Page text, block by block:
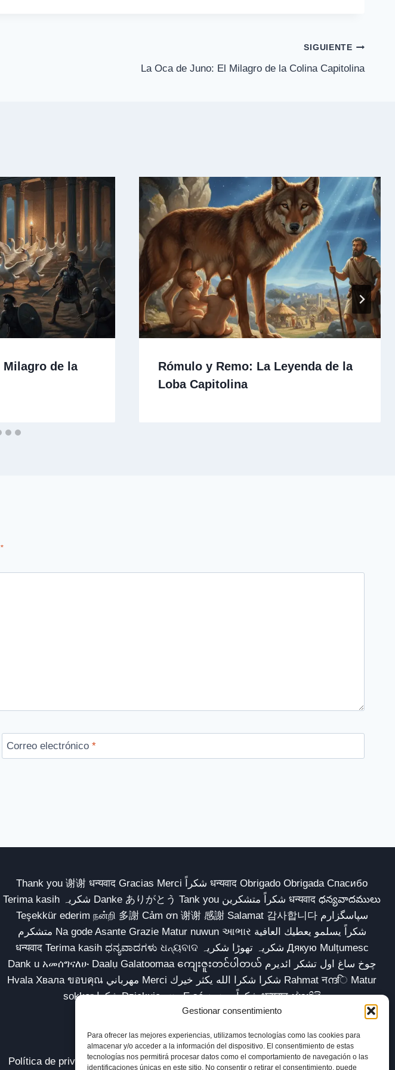
Gestionar consentimiento
Para ofrecer las mejores experiencias, utilizamos tecnologías como las cookies para
almacenar y/o acceder a la información del dispositivo. El consentimiento de estas
tecnologías nos permitirá procesar datos como el comportamiento de navegación o las
identificaciones únicas en este sitio. No consentir o retirar el consentimiento, puede
SIGUIENTE
La Oca de Juno: El Milagro de la Colina Capitolina
Milagro de la
Rómulo y Remo: La Leyenda de la
Loba Capitolina
*
Correo electrónico*
Thank you 谢谢 धन्यवाद Gracias Merci شكراً धन्यवाद Obrigado Obrigada Спасибо
Terima kasih شکریہ Danke ありがとう Tank you شكراً متشكرين धन्यवाद ధన్యవాదములు
Teşekkür ederim நன்றி 多謝 Cảm ơn 谢谢 感謝 Salamat 감사합니다 سپاسگزارم
متشکرم Na gode Asante Grazie Matur nuwun આભાર شكراً يسلمو يعطيك العافية
धन्यवाद Terima kasih ಧನ್ಯವಾದಗಳು ଧନ୍ୟବାଦ شکریہ تھوڑا شکریہ Дякую Mulțumesc
Dank u አመሰግናለሁ Daalụ Galatoomaa ကျေးဇူးတင်ပါတယ် چوخ ساغ اول تشکر ائدیرم
Hvala Хвала ขอบคุณ مهرباني Merci شكرا شكرا الله يكثر خيرك Rahmat नന്ദि Matur
sokkor شكرا Dziękuję مننه Ẹ ṣé شكراً ممنون धन्यवाद ස්තුතියි
Política de privacidad Aviso legal Política de cookies (UE)